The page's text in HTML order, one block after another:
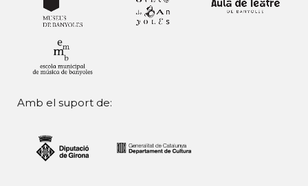
Amb el suport de: